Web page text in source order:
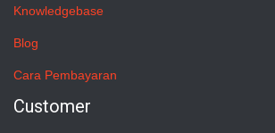
Knowledgebase
Blog
Cara Pembayaran
Customer